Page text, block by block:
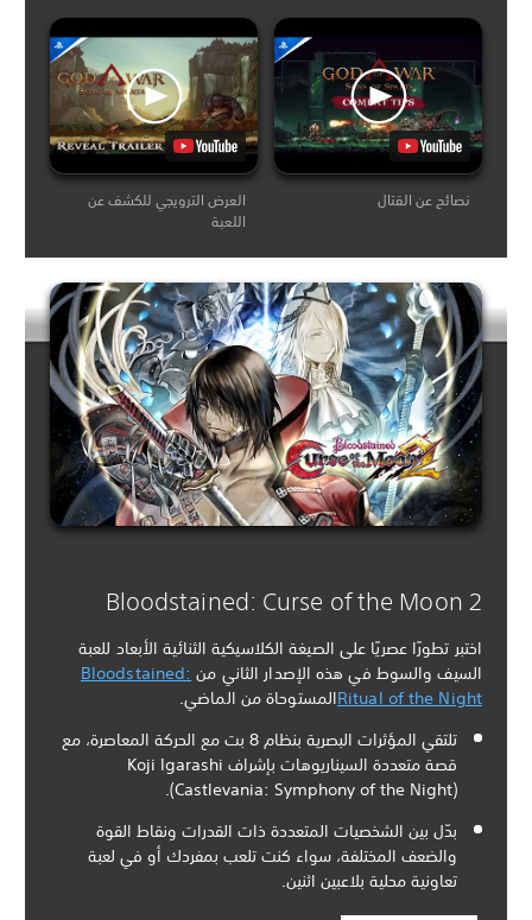
العرض الترويجي للكشف عن
اللعبة
نصائح عن القتال
Bloodstained: Curse of the Moon 2
اختبر تطورًا عصريًا على الصيغة الكلاسيكية الثنائية الأبعاد للعبة
السيف والسوط في هذه الإصدار الثاني من Bloodstained:
Ritual of the Nightالمستوحاة من الماضي.
تلتقي المؤثرات البصرية بنظام 8 بت مع الحركة المعاصرة، مع
قصة متعددة السيناريوهات بإشراف Koji Igarashi
(Castlevania: Symphony of the Night).
بدّل بين الشخصيات المتعددة ذات القدرات ونقاط القوة
والضعف المختلفة، سواء كنت تلعب بمفردك أو في لعبة
تعاونية محلية بلاعبين اثنين.